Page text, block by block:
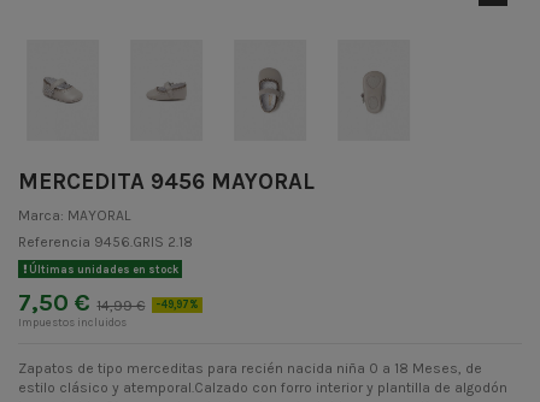
MERCEDITA 9456 MAYORAL
Marca: MAYORAL
Referencia 9456.GRIS 2.18
Últimas unidades en stock
7,50 € 14,99 € -49,97%
Impuestos incluidos
Zapatos de tipo merceditas para recién nacida niña 0 a 18 Meses, de
estilo clásico y atemporal.Calzado con forro interior y plantilla de algodón